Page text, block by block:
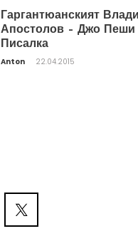
Гаргантюанският
Апостолов – Джо Пеши
Писалка
Anton 22.04.2015